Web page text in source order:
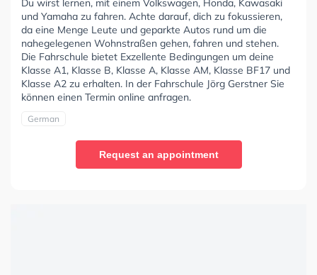
Du wirst lernen, mit einem Volkswagen, Honda, Kawasaki
und Yamaha zu fahren. Achte darauf, dich zu fokussieren,
da eine Menge Leute und geparkte Autos rund um die
nahegelegenen Wohnstraßen gehen, fahren und stehen.
Die Fahrschule bietet Exzellente Bedingungen um deine
Klasse A1, Klasse B, Klasse A, Klasse AM, Klasse BF17 und
Klasse A2 zu erhalten. In der Fahrschule Jörg Gerstner Sie
können einen Termin online anfragen.
German
Request an appointment